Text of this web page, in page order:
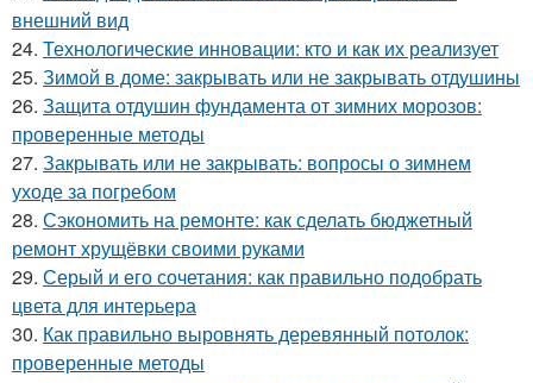
внешний вид
24. Технологические инновации: кто и как их реализует
25. Зимой в доме: закрывать или не закрывать отдушины
26. Защита отдушин фундамента от зимних морозов:
проверенные методы
27. Закрывать или не закрывать: вопросы о зимнем
уходе за погребом
28. Сэкономить на ремонте: как сделать бюджетный
ремонт хрущёвки своими руками
29. Серый и его сочетания: как правильно подобрать
цвета для интерьера
30. Как правильно выровнять деревянный потолок:
проверенные методы